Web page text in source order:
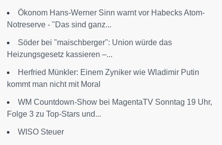
Ökonom Hans-Werner Sinn warnt vor Habecks Atom-
Notreserve - "Das sind ganz...
Söder bei "maischberger": Union würde das
Heizungsgesetz kassieren –...
Herfried Münkler: Einem Zyniker wie Wladimir Putin
kommt man nicht mit Moral
WM Countdown-Show bei MagentaTV Sonntag 19 Uhr,
Folge 3 zu Top-Stars und...
WISO Steuer